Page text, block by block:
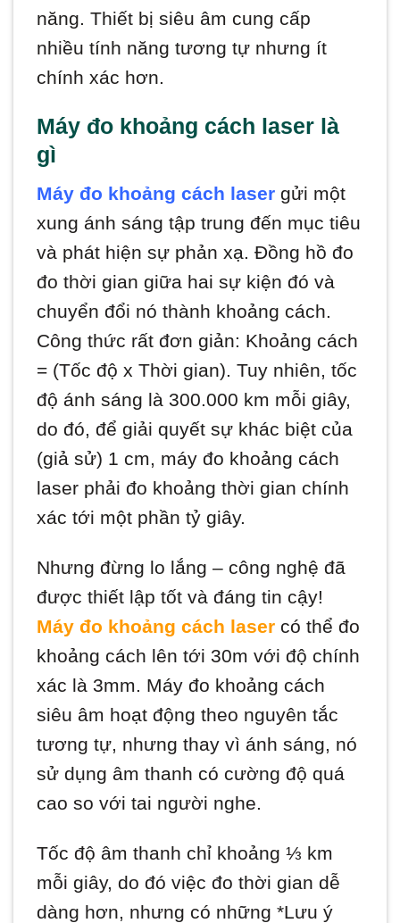
năng. Thiết bị siêu âm cung cấp
nhiều tính năng tương tự nhưng ít
chính xác hơn.
Máy đo khoảng cách laser là
gì
Máy đo khoảng cách laser gửi một
xung ánh sáng tập trung đến mục tiêu
và phát hiện sự phản xạ. Đồng hồ đo
đo thời gian giữa hai sự kiện đó và
chuyển đổi nó thành khoảng cách.
Công thức rất đơn giản: Khoảng cách
= (Tốc độ x Thời gian). Tuy nhiên, tốc
độ ánh sáng là 300.000 km mỗi giây,
do đó, để giải quyết sự khác biệt của
(giả sử) 1 cm, máy đo khoảng cách
laser phải đo khoảng thời gian chính
xác tới một phần tỷ giây.
Nhưng đừng lo lắng – công nghệ đã
được thiết lập tốt và đáng tin cậy!
Máy đo khoảng cách laser có thể đo
khoảng cách lên tới 30m với độ chính
xác là 3mm. Máy đo khoảng cách
siêu âm hoạt động theo nguyên tắc
tương tự, nhưng thay vì ánh sáng, nó
sử dụng âm thanh có cường độ quá
cao so với tai người nghe.
Tốc độ âm thanh chỉ khoảng ⅓ km
mỗi giây, do đó việc đo thời gian dễ
dàng hơn, nhưng có những *Lưu ý